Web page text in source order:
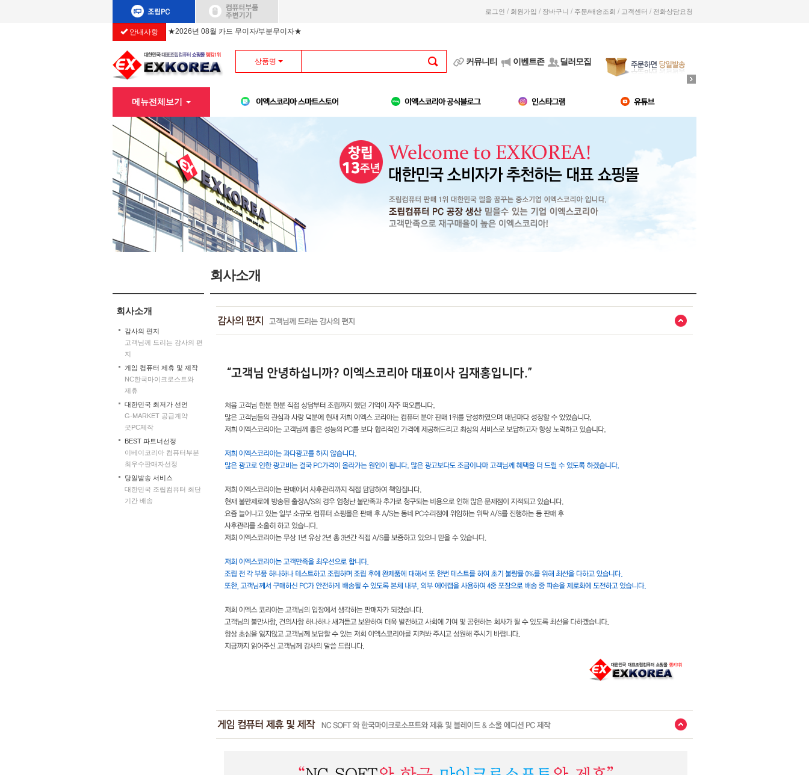
로그인 / 회원가입 / 장바구니 / 주문/배송조회 / 고객센터 / 전화상담요청
안내사항 ★2026년 08월 카드 무이자/부분무이자★
상품명 커뮤니티 이벤트존 딜러모집
메뉴전체보기
회사소개
감사의 편지
고객님께 드리는 감사의 편
지
게임 컴퓨터 제휴 및 제작
NC한국마이크로스트와
제휴
대한민국 최저가 선언
G-MARKET 공급계약
굿PC제작
BEST 파트너선정
이베이코리아 컴퓨터부분
최우수판매자선정
당일발송 서비스
대한민국 조립컴퓨터 최단
기간 배송
회사소개